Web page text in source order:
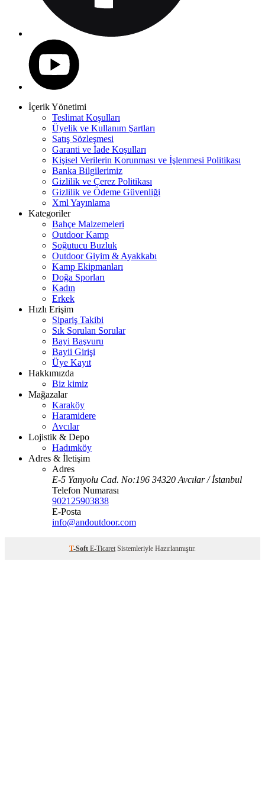
İçerik Yönetimi
Teslimat Koşulları
Üyelik ve Kullanım Şartları
Satış Sözleşmesi
Garanti ve İade Koşulları
Kişisel Verilerin Korunması ve İşlenmesi Politikası
Banka Bilgilerimiz
Gizlilik ve Çerez Politikası
Gizlilik ve Ödeme Güvenliği
Xml Yayınlama
Kategoriler
Bahçe Malzemeleri
Outdoor Kamp
Soğutucu Buzluk
Outdoor Giyim & Ayakkabı
Kamp Ekipmanları
Doğa Sporları
Kadın
Erkek
Hızlı Erişim
Sipariş Takibi
Sık Sorulan Sorular
Bayi Başvuru
Bayii Girişi
Üye Kayıt
Hakkımızda
Biz kimiz
Mağazalar
Karaköy
Haramidere
Avcılar
Lojistik & Depo
Hadımköy
Adres & İletişim
Adres
E-5 Yanyolu Cad. No:196 34320 Avcılar / İstanbul
Telefon Numarası
902125903838
E-Posta
info@andoutdoor.com
T-Soft E-Ticaret Sistemleriyle Hazırlanmıştır.